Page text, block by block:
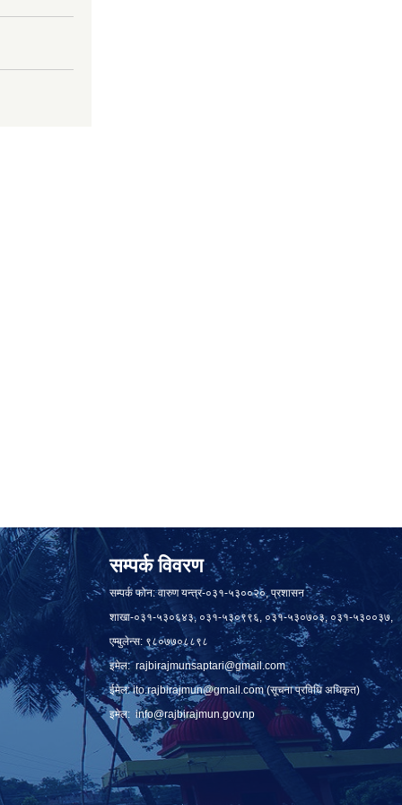
सम्पर्क विवरण
सम्पर्क फोन: वारुण यन्त्र-०३१-५३००२०, प्रशासन
शाखा-०३१-५३०६४३, ०३१-५३०९९६, ०३१-५३०७०३, ०३१-५३००३७,
एम्बुलेन्स: ९८०७७०८८९८
इमेल:rajbirajmunsaptari@gmail.com
ईमेल:ito.rajbirajmun@gmail.com(सूचना प्रविधि अधिकृत)
इमेल: info@rajbirajmun.gov.np